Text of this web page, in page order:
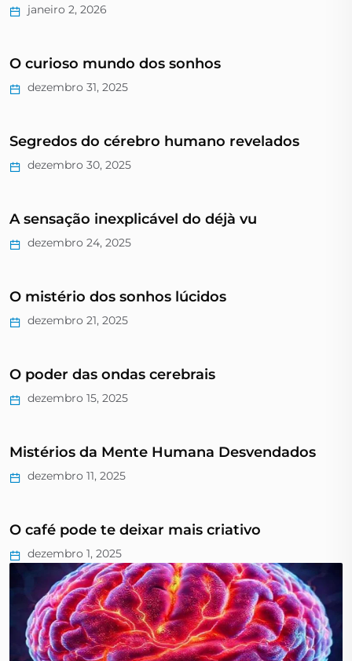
janeiro 2, 2026
O curioso mundo dos sonhos
dezembro 31, 2025
Segredos do cérebro humano revelados
dezembro 30, 2025
A sensação inexplicável do déjà vu
dezembro 24, 2025
O mistério dos sonhos lúcidos
dezembro 21, 2025
O poder das ondas cerebrais
dezembro 15, 2025
Mistérios da Mente Humana Desvendados
dezembro 11, 2025
O café pode te deixar mais criativo
dezembro 1, 2025